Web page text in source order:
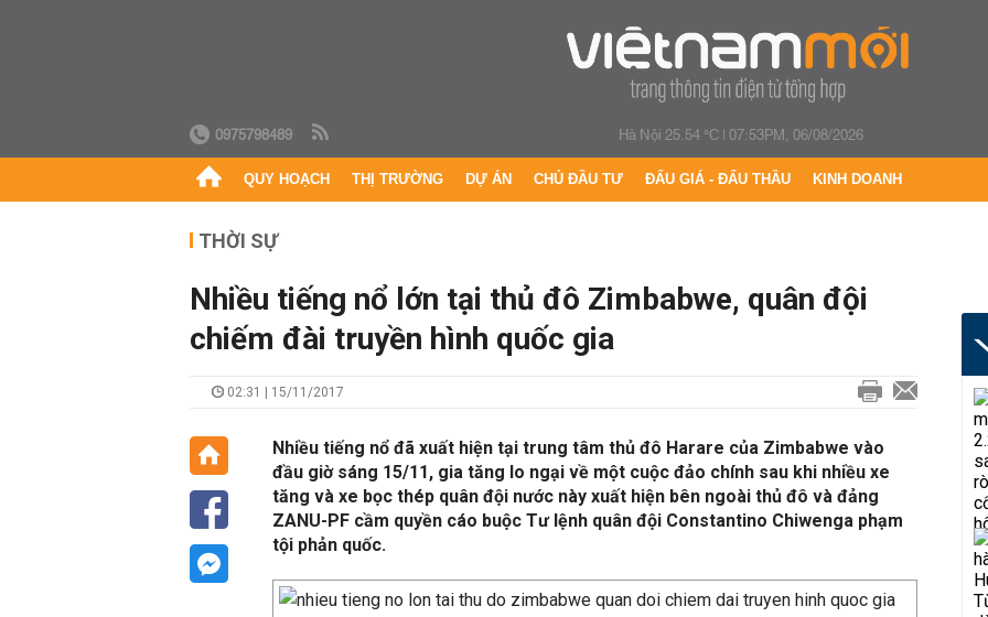
0975798489 Hà Nội 25.54 °C|07:53PM, 06/08/2026
QUY HOẠCH THỊ TRƯỜNG DỰ ÁN CHỦ ĐẦU TƯ ĐẤU GIÁ - ĐẤU THẦU KINH DOANH
THỜI SỰ
Nhiều tiếng nổ lớn tại thủ đô Zimbabwe, quân đội
chiếm đài truyền hình quốc gia
02:31 | 15/11/2017
Nhiều tiếng nổ đã xuất hiện tại trung tâm thủ đô Harare của Zimbabwe vào
đầu giờ sáng 15/11, gia tăng lo ngại về một cuộc đảo chính sau khi nhiều xe
tăng và xe bọc thép quân đội nước này xuất hiện bên ngoài thủ đô và đảng
ZANU-PF cầm quyền cáo buộc Tư lệnh quân đội Constantino Chiwenga phạm
tội phản quốc.